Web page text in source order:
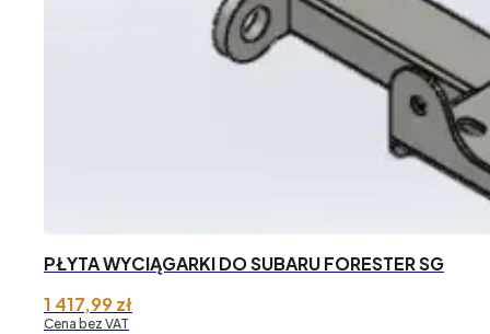
PŁYTA WYCIĄGARKI DO SUBARU FORESTER SG
1 417,99zł
Cena bez VAT